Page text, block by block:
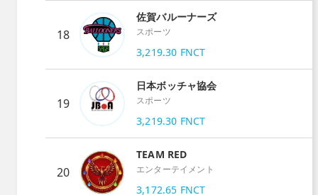
18
佐賀バルーナーズ
スポーツ
3,219.30 FNCT
19
日本ボッチャ協会
スポーツ
3,219.30 FNCT
20
TEAM RED
エンターテイメント
3,172.65 FNCT